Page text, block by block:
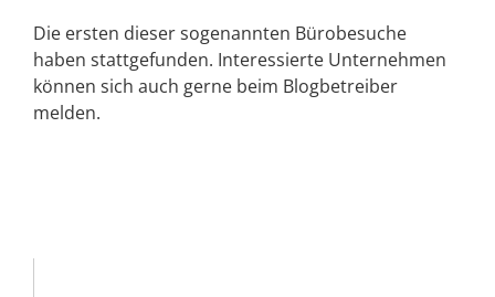
Die ersten dieser sogenannten Bürobesuche
haben stattgefunden. Interessierte Unternehmen
können sich auch gerne beim Blogbetreiber
melden.